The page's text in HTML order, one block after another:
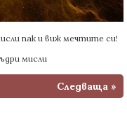
пак и виж мечтите си!
мисли
Следваща »